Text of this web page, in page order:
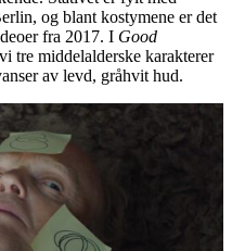
og blant kostymene er det
fra 2017. I Good
tre middelalderske karakterer
av levd, gråhvit hud.